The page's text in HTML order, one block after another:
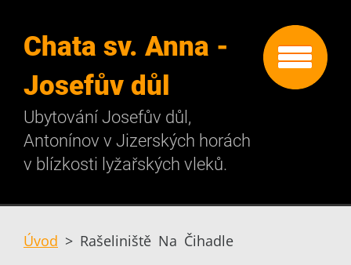
Chata sv. Anna -
Josefův důl
Ubytování Josefův důl,
Antonínov v Jizerských horách
v blízkosti lyžařských vleků.
Úvod > Rašeliniště Na Čihadle